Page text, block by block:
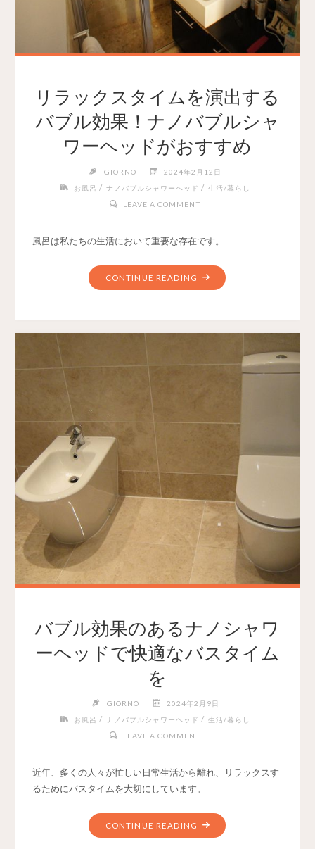
リラックスタイムを演出する
バブル効果！ナノバブルシャ
ワーヘッドがおすすめ
GIORNO
2024年2月12日
お風呂 / ナノバブルシャワーヘッド / 生活/暮らし
LEAVE A COMMENT
風呂は私たちの生活において重要な存在です。
CONTINUE READING
バブル効果のあるナノシャワ
ーヘッドで快適なバスタイム
を
GIORNO
2024年2月9日
お風呂 / ナノバブルシャワーヘッド / 生活/暮らし
LEAVE A COMMENT
近年、多くの人々が忙しい日常生活から離れ、リラックスす
るためにバスタイムを大切にしています。
CONTINUE READING